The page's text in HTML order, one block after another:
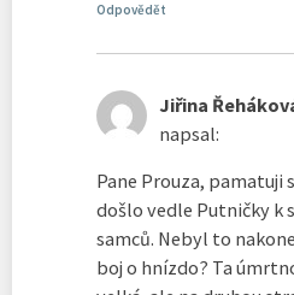
Odpovědět
Jiřina
napsal:
Pane Prouza, pamatuji
došlo vedle Putničky k
samců. Nebyl to
boj o hnízdo? Ta